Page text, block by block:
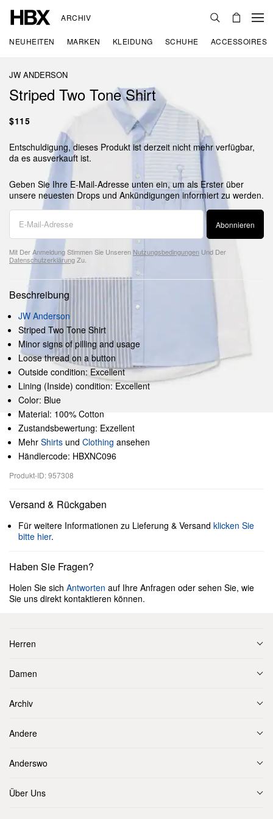
ARCHIV
NEUHEITEN MARKEN KLEIDUNG SCHUHE ACCESSOIRES
JW ANDERSON
Striped Two Tone Shirt
$115
Entschuldigung, dieses Produkt ist derzeit nicht mehr verfügbar,
da es ausverkauft ist.
Geben Sie Ihre E-Mail-Adresse unten ein, um als Erster über
unsere neuesten Drops und Ankündigungen informiert zu werden.
Abonnieren
Mit Der Anmeldung Stimmen Sie Unseren Nutzungsbedingungen Und Der
DatenschutzerklärungZu.
Beschreibung
JW Anderson
Striped Two Tone Shirt
Minor signs of pilling and usage
Loose thread on a button
Outside condition: Excellent
Lining (Inside) condition: Excellent
Color: Blue
Material: 100% Cotton
Zustandsbewertung: Exzellent
Mehr Shirts und Clothing ansehen
Händlercode: HBXNC096
Produkt-ID: 957308
Versand & Rückgaben
Für weitere Informationen zu Lieferung & Versand klicken Sie
bitte hier.
Haben Sie Fragen?
Holen Sie sich Antworten auf Ihre Anfragen oder sehen Sie, wie
Sie uns direkt kontaktieren können.
Herren
Damen
Archiv
Andere
Anderswo
Über Uns